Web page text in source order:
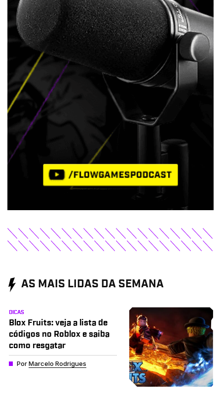
AS MAIS LIDAS DA SEMANA
DICAS
Blox Fruits: veja a lista de
códigos no Roblox e saiba
como resgatar
PorMarcelo Rodrigues